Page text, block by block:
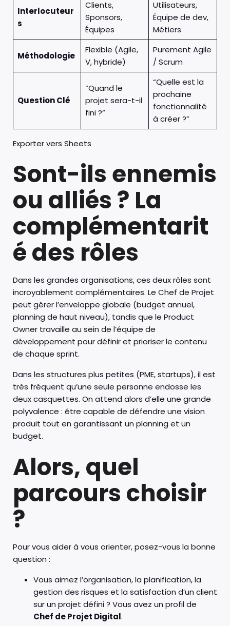
Interlocuteur
s
Clients,
Sponsors,
Équipes
Utilisateurs,
Équipe de dev,
Métiers
Méthodologie
Flexible (Agile,
V, hybride)
Purement Agile
/ Scrum
Question Clé
“Quand le
projet sera-t-il
fini ?”
“Quelle est la
prochaine
fonctionnalité
à créer ?”
Exporter vers Sheets
Sont-ils ennemis
ou alliés ? La
complémentarit
é des rôles
Dans les grandes organisations, ces deux rôles sont
incroyablement complémentaires. Le Chef de Projet
peut gérer l’enveloppe globale (budget annuel,
planning de haut niveau), tandis que le Product
Owner travaille au sein de l’équipe de
développement pour définir et prioriser le contenu
de chaque sprint.
Dans les structures plus petites (PME, startups), il est
très fréquent qu’une seule personne endosse les
deux casquettes. On attend alors d’elle une grande
polyvalence : être capable de défendre une vision
produit tout en garantissant un planning et un
budget.
Alors, quel
parcours choisir
?
Pour vous aider à vous orienter, posez-vous la bonne
question :
Vous aimez l’organisation, la planification, la
gestion des risques et la satisfaction d’un client
sur un projet défini ? Vous avez un profil de
Chef de Projet Digital.